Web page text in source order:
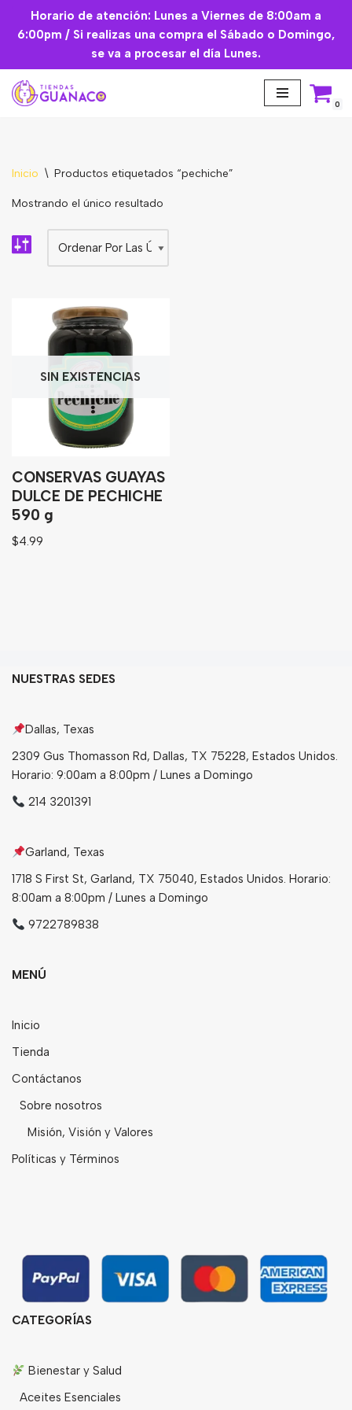
Saltar
contenido
Horario de atención: Lunes a Viernes de 8:00am a
6:00pm / Si realizas una compra el Sábado o Domingo,
se va a procesar el día Lunes.
0
Mascarilla facial
Básicos de Cocina
Granos
Harinas
Edulcorante
Enlatados
Sopas
Atoles
Golosinas
Bebidas
Tés
Inicio \ Productos etiquetados “pechiche”
Mostrando el único resultado
SIN EXISTENCIAS
CONSERVAS GUAYAS
DULCE DE PECHICHE
590 g
$4.99
NUESTRAS SEDES
Dallas, Texas
2309 Gus Thomasson Rd, Dallas, TX 75228, Estados Unidos.
Horario: 9:00am a 8:00pm / Lunes a Domingo
214 3201391
Garland, Texas
1718 S First St, Garland, TX 75040, Estados Unidos. Horario:
8:00am a 8:00pm / Lunes a Domingo
9722789838
MENÚ
Inicio
Tienda
Contáctanos
Sobre nosotros
Misión, Visión y Valores
Políticas y Términos
CATEGORÍAS
Bienestar y Salud
Aceites Esenciales